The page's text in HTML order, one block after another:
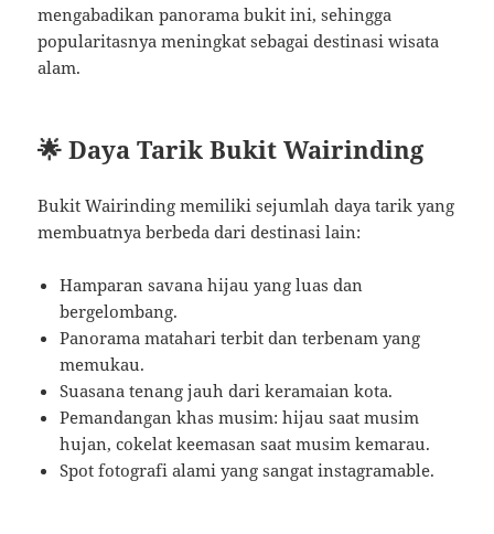
mengabadikan panorama bukit ini, sehingga
popularitasnya meningkat sebagai destinasi wisata
alam.
🌟 Daya Tarik Bukit Wairinding
Bukit Wairinding memiliki sejumlah daya tarik yang
membuatnya berbeda dari destinasi lain:
Hamparan savana hijau yang luas dan
bergelombang.
Panorama matahari terbit dan terbenam yang
memukau.
Suasana tenang jauh dari keramaian kota.
Pemandangan khas musim: hijau saat musim
hujan, cokelat keemasan saat musim kemarau.
Spot fotografi alami yang sangat instagramable.